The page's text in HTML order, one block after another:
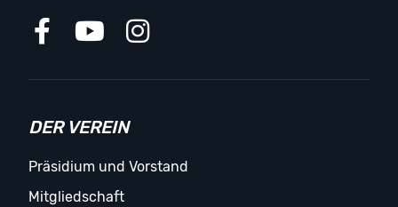
DER VEREIN
Präsidium und Vorstand
Mitgliedschaft